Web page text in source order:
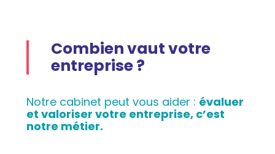
Combien vaut votre
entreprise ?
Notre cabinet peut vous aider : évaluer
et valoriser votre entreprise, c’est
notre métier.